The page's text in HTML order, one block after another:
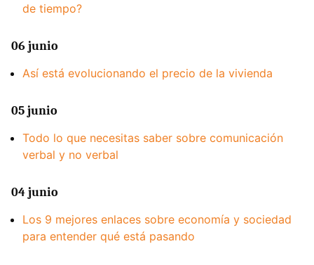
de tiempo?
06 junio
Así está evolucionando el precio de la vivienda
05 junio
Todo lo que necesitas saber sobre comunicación
verbal y no verbal
04 junio
Los 9 mejores enlaces sobre economía y sociedad
para entender qué está pasando